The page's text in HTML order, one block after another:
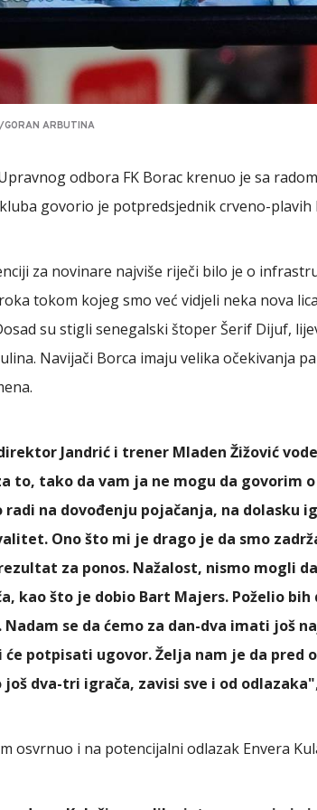
ARBUTINA
odbora FK Borac krenuo je sa
govorio je potpredsjednik crveno-plavih
za novinare najviše riječi bilo je o
tokom kojeg smo već vidjeli neka nova
su stigli senegalski štoper Šerif Dijuf,
Navijači Borca imaju velika očekivanja
Jandrić i trener Mladen Žižović
to, tako da vam ja ne mogu da govorim
radi na dovođenju pojačanja, na dolasku
Ono što mi je drago je da smo
za ponos. Nažalost, nismo mogli
kao što je dobio Bart Majers. Poželio bih
Nadam se da ćemo za dan-dva imati još
potpisati ugovor. Želja nam je da pred
još dva-tri igrača, zavisi sve i od odlazaka"
osvrnuo i na potencijalni odlazak Envera